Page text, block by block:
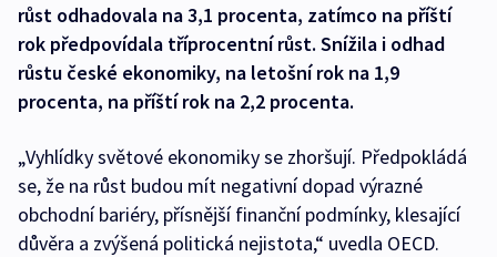
růst odhadovala na 3,1 procenta, zatímco na příští
rok předpovídala tříprocentní růst. Snížila i odhad
růstu české ekonomiky, na letošní rok na 1,9
procenta, na příští rok na 2,2 procenta.
„Vyhlídky světové ekonomiky se zhoršují. Předpokládá
se, že na růst budou mít negativní dopad výrazné
obchodní bariéry, přísnější finanční podmínky, klesající
důvěra a zvýšená politická nejistota,“ uvedla OECD.